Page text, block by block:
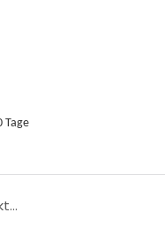
Tage
Wie würden Sie vorgehen, wenn bei Produkten Qualitätsprobleme auftreten?